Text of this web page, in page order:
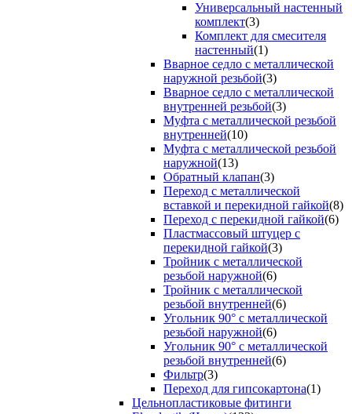
Универсальный настенный
комплект(3)
Комплект для смесителя
настенный(1)
Вварное седло с металлической
наружной резьбой(3)
Вварное седло с металлической
внутренней резьбой(3)
Муфта с металлической резьбой
внутренней(10)
Муфта с металлической резьбой
наружной(13)
Обратный клапан(3)
Переход с металлической
вставкой и перекидной гайкой(8)
Переход с перекидной гайкой(6)
Пластмассовый штуцер с
перекидной гайкой(3)
Тройник с металлической
резьбой наружной(6)
Тройник с металлической
резьбой внутренней(6)
Угольник 90° с металлической
резьбой наружной(6)
Угольник 90° с металлической
резьбой внутренней(6)
Фильтр(3)
Переход для гипсокартона(1)
Цельнопластиковые фитинги